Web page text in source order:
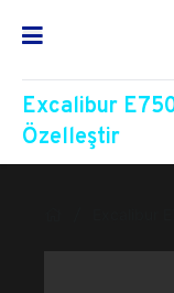
Excalibur
Özelleştir